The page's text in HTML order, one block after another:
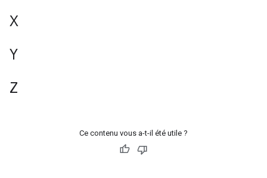
X
Y
Z
Ce contenu vous a-t-il été utile ?